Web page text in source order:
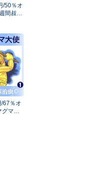
/50％オ
間叔母
けど叔
裸族だ
イク版
ビ(R))
/67％オ
グマ大